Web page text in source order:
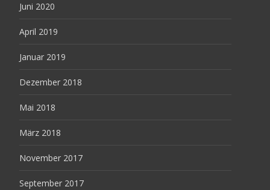
Juni 2020
April 2019
Januar 2019
Dezember 2018
Mai 2018
März 2018
November 2017
September 2017